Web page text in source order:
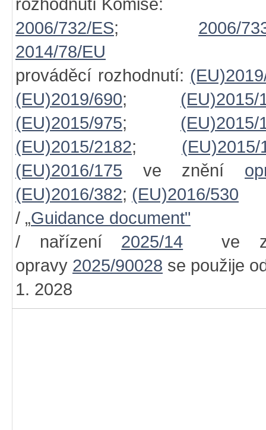
rozhodnutí Komise:
2006/732/ES; 2006/
2014/78/EU
prováděcí rozhodnutí:
(EU)2019/690; (EU)2015/
(EU)2015/975; (EU)2015/
(EU)2015/2182; (EU)2015/
(EU)2016/175 ve znění
(EU)2016/382; (EU)2016/530
/ „Guidance document"
/ nařízení 2025/14 ve
opravy 2025/90028 se použije
1. 2028